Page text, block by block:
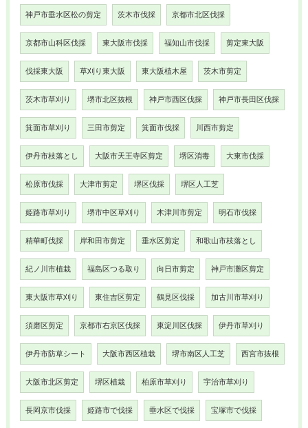
神戸市垂水区松の剪定 茨木市伐採 京都市北区伐採
京都市山科区伐採 東大阪市伐採 福知山市伐採 剪定東大阪
伐採東大阪 草刈り東大阪 東大阪植木屋 茨木市剪定
茨木市草刈り 堺市北区抜根 神戸市西区伐採 神戸市長田区伐採
箕面市草刈り 三田市剪定 箕面市伐採 川西市剪定
伊丹市枝落とし 大阪市天王寺区剪定 堺区消毒 大東市伐採
松原市伐採 大津市剪定 堺区伐採 堺区人工芝
姫路市草刈り 堺市中区草刈り 木津川市剪定 明石市伐採
精華町伐採 岸和田市剪定 垂水区剪定 和歌山市枝落とし
紀ノ川市植栽 福島区つる取り 向日市剪定 神戸市灘区剪定
東大阪市草刈り 東住吉区剪定 鶴見区伐採 加古川市草刈り
須磨区剪定 京都市右京区伐採 東淀川区伐採 伊丹市草刈り
伊丹市防草シート 大阪市西区植栽 堺市南区人工芝 西宮市抜根
大阪市北区剪定 堺区植栽 柏原市草刈り 宇治市草刈り
長岡京市伐採 姫路市で伐採 垂水区で伐採 宝塚市で伐採